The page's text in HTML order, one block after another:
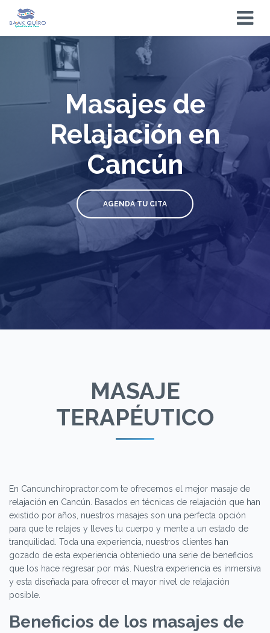
Masajes de
Relajación en
Cancún
AGENDA TU CITA
MASAJE
TERAPÉUTICO
En Cancunchiropractor.com te ofrecemos el mejor masaje de
relajación en Cancún. Basados en técnicas de relajación que han
existido por años, nuestros masajes son una perfecta opción
para que te relajes y lleves tu cuerpo y mente a un estado de
tranquilidad. Toda una experiencia, nuestros clientes han
gozado de esta experiencia obteniedo una serie de beneficios
que los hace regresar por más. Nuestra experiencia es inmersiva
y esta diseñada para ofrecer el mayor nivel de relajación
posible.
Beneficios de los masajes de